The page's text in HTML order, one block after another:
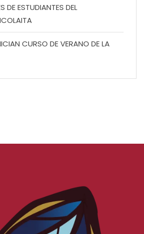
DE ESTUDIANTES DEL
CURSO DE VERANO DE LA